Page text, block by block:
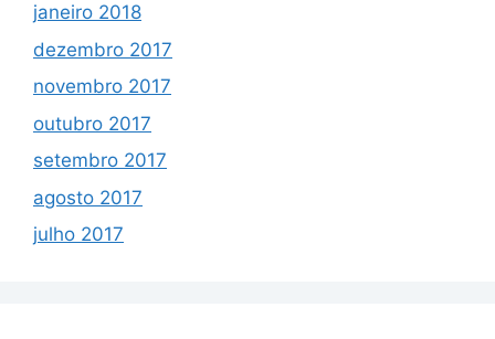
janeiro 2018
dezembro 2017
novembro 2017
outubro 2017
setembro 2017
agosto 2017
julho 2017